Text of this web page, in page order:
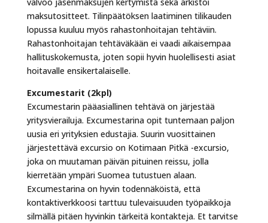
valvoo jäsenmaksujen kertymistä sekä arkistoi
maksutositteet. Tilinpäätöksen laatiminen tilikauden
lopussa kuuluu myös rahastonhoitajan tehtäviin.
Rahastonhoitajan tehtäväkään ei vaadi aikaisempaa
hallituskokemusta, joten sopii hyvin huolellisesti asiat
hoitavalle ensikertalaiselle.
Excumestarit (2kpl)
Excumestarin pääasiallinen tehtävä on järjestää
yritysvierailuja. Excumestarina opit tuntemaan paljon
uusia eri yrityksien edustajia. Suurin vuosittainen
järjestettävä excursio on Kotimaan Pitkä -excursio,
joka on muutaman päivän pituinen reissu, jolla
kierretään ympäri Suomea tutustuen alaan.
Excumestarina on hyvin todennäköistä, että
kontaktiverkkoosi tarttuu tulevaisuuden työpaikkoja
silmällä pitäen hyvinkin tärkeitä kontakteja. Et tarvitse